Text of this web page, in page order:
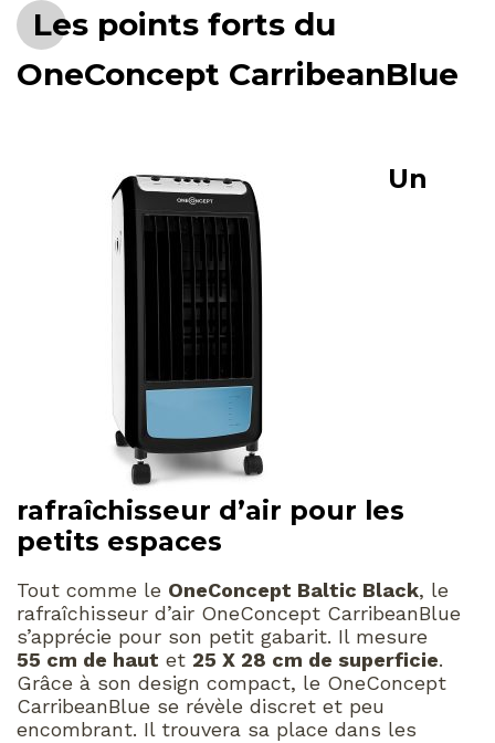
Les points forts du
OneConcept CarribeanBlue
Un
rafraîchisseur d’air pour les
petits espaces
Tout comme le OneConcept Baltic Black, le
rafraîchisseur d’air OneConcept CarribeanBlue
s’apprécie pour son petit gabarit. Il mesure
55 cm de haut et 25 X 28 cm de superficie.
Grâce à son design compact, le OneConcept
CarribeanBlue se révèle discret et peu
encombrant. Il trouvera sa place dans les